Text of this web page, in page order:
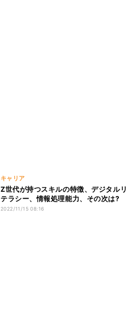
キャリア
Z世代が持つスキルの特徴、デジタルリ
テラシー、情報処理能力、その次は?
2022/11/15 08:16